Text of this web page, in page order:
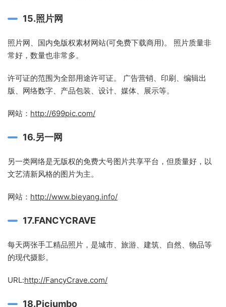
15.照片网
照片网、国内免版权素材网站(可免费下载商用)。 照片质量非
常好，数量也非常多。
许可证的范围为全部用途许可证。 广告营销、印刷、编辑出
版、网络数字、产品包装、设计、媒体、展示等。
网站： http://699pic.com/
16.另一网
另一类网络是无版权的免费大号图片共享平台，但质量好，以
文艺清新风格的图片为主。
网站： http://www.bieyang.info/
17.FANCYCRAVE
每天两张手工精品照片，是城市、旅游、建筑、自然、物品等
的现代摄影。
URL:http://FancyCrave.com/
18.Picjumbo